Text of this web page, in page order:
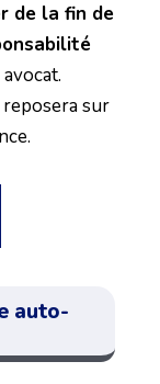
de la fin de
sur
auto-